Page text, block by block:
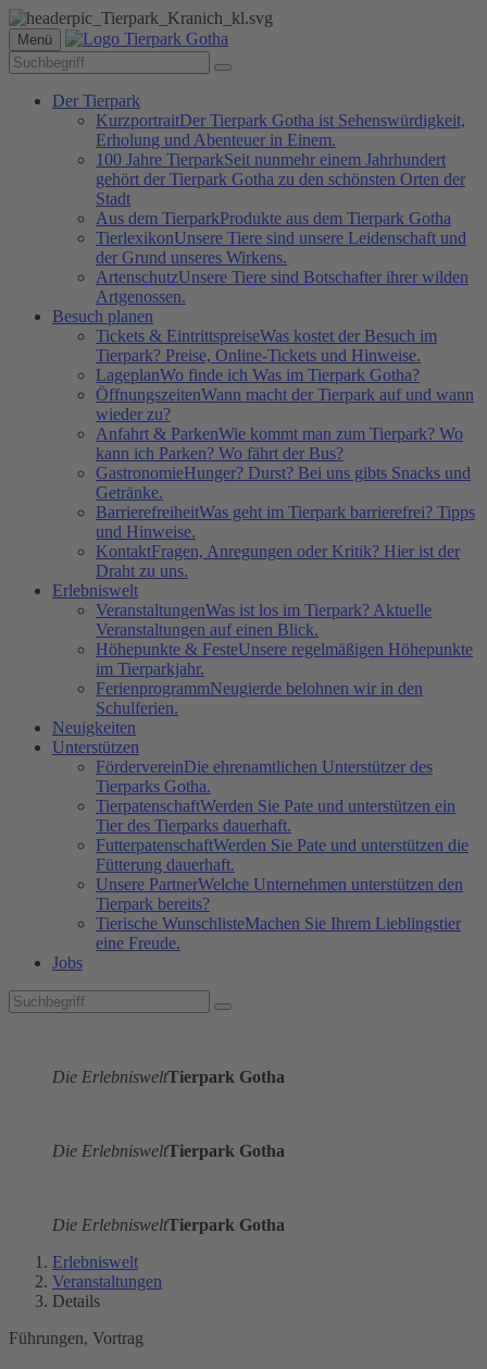
Menü
Der Tierpark
KurzportraitDer Tierpark Gotha ist Sehenswürdigkeit,
Erholung und Abenteuer in Einem.
100 Jahre TierparkSeit nunmehr einem Jahrhundert
gehört der Tierpark Gotha zu den schönsten Orten der
Stadt
Aus dem TierparkProdukte aus dem Tierpark Gotha
TierlexikonUnsere Tiere sind unsere Leidenschaft und
der Grund unseres Wirkens.
ArtenschutzUnsere Tiere sind Botschafter ihrer wilden
Artgenossen.
Besuch planen
Tickets & EintrittspreiseWas kostet der Besuch im
Tierpark? Preise, Online-Tickets und Hinweise.
LageplanWo finde ich Was im Tierpark Gotha?
ÖffnungszeitenWann macht der Tierpark auf und wann
wieder zu?
Anfahrt & ParkenWie kommt man zum Tierpark? Wo
kann ich Parken? Wo fährt der Bus?
GastronomieHunger? Durst? Bei uns gibts Snacks und
Getränke.
BarrierefreiheitWas geht im Tierpark barrierefrei? Tipps
und Hinweise.
KontaktFragen, Anregungen oder Kritik? Hier ist der
Draht zu uns.
Erlebniswelt
VeranstaltungenWas ist los im Tierpark? Aktuelle
Veranstaltungen auf einen Blick.
Höhepunkte & FesteUnsere regelmäßigen Höhepunkte
im Tierparkjahr.
FerienprogrammNeugierde belohnen wir in den
Schulferien.
Neuigkeiten
Unterstützen
FördervereinDie ehrenamtlichen Unterstützer des
Tierparks Gotha.
TierpatenschaftWerden Sie Pate und unterstützen ein
Tier des Tierparks dauerhaft.
FutterpatenschaftWerden Sie Pate und unterstützen die
Fütterung dauerhaft.
Unsere PartnerWelche Unternehmen unterstützen den
Tierpark bereits?
Tierische WunschlisteMachen Sie Ihrem Lieblingstier
eine Freude.
Jobs
Die ErlebnisweltTierpark Gotha
Die ErlebnisweltTierpark Gotha
Die ErlebnisweltTierpark Gotha
Erlebniswelt
Veranstaltungen
Details
Führungen, Vortrag